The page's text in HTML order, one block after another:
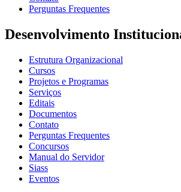
Perguntas Frequentes
Desenvolvimento
Estrutura Organizacional
Cursos
Projetos e Programas
Serviços
Editais
Documentos
Contato
Perguntas Frequentes
Concursos
Manual do Servidor
Siass
Eventos